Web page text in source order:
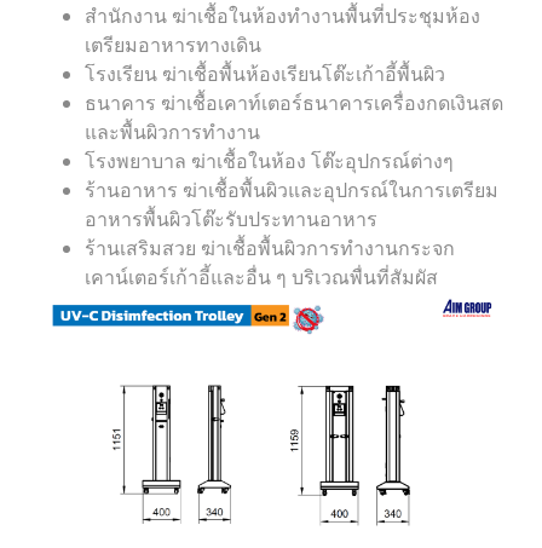
สำนักงาน ฆ่าเชื้อในห้องทำงานพื้นที่ประชุมห้อง
เตรียมอาหารทางเดิน
โรงเรียน ฆ่าเชื้อพื้นห้องเรียนโต๊ะเก้าอี้พื้นผิว
ธนาคาร ฆ่าเชื้อเคาท์เตอร์ธนาคารเครื่องกดเงินสด
และพื้นผิวการทำงาน
โรงพยาบาล ฆ่าเชื้อในห้อง โต๊ะอุปกรณ์ต่างๆ
ร้านอาหาร ฆ่าเชื้อพื้นผิวและอุปกรณ์ในการเตรียม
อาหารพื้นผิวโต๊ะรับประทานอาหาร
ร้านเสริมสวย ฆ่าเชื้อพื้นผิวการทำงานกระจก
เคาน์เตอร์เก้าอี้และอื่น ๆ บริเวณพื่นที่สัมผัส